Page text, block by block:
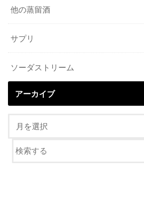
他の蒸留酒
サプリ
ソーダストリーム
アーカイブ